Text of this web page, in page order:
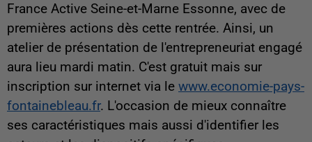
France Active Seine-et-Marne Essonne, avec de
premières actions dès cette rentrée. Ainsi, un
atelier de présentation de l'entrepreneuriat engagé
aura lieu mardi matin. C'est gratuit mais sur
inscription sur internet via le www.economie-pays-
fontainebleau.fr. L'occasion de mieux connaître
ses caractéristiques mais aussi d'identifier les